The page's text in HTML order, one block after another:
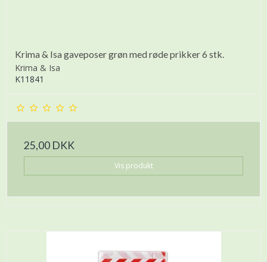
Krima & Isa gaveposer grøn med røde prikker 6 stk.
Krima & Isa
K11841
25,00 DKK
Vis produkt